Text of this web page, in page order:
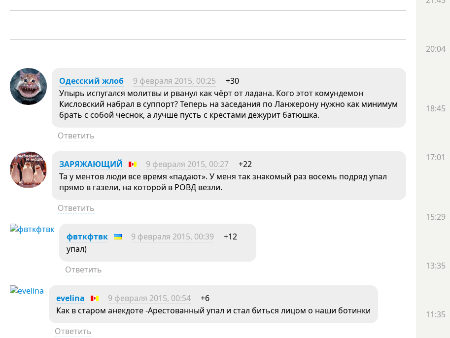
Одесский жлоб 9 февраля 2015, 00:25
+30
Упырь испугался молитвы и рванул как чёрт от ладана. Кого этот комундемон
Кисловский набрал в суппорт? Теперь на заседания по Ланжерону нужно как минимум
брать с собой чеснок, а лучше пусть с крестами дежурит батюшка.
Ответить
ЗАРЯЖАЮЩИЙ 9 февраля 2015, 00:27
+22
Та у ментов люди все время «падают». У меня так знакомый раз восемь подряд упал
прямо в газели, на которой в РОВД везли.
Ответить
фвткфтвк 9 февраля 2015, 00:39
+12
упал)
Ответить
evelina 9 февраля 2015, 00:54
+6
Как в старом анекдоте -Арестованный упал и стал биться лицом о наши ботинки
Ответить
20:04
18:45
17:01
15:29
13:35
11:35